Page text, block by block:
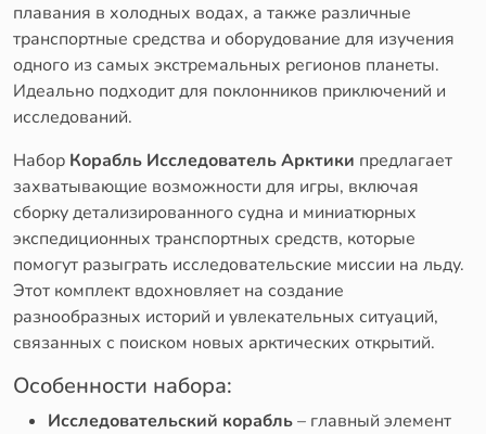
плавания в холодных водах, а также различные
транспортные средства и оборудование для изучения
одного из самых экстремальных регионов планеты.
Идеально подходит для поклонников приключений и
исследований.
Набор Корабль Исследователь Арктики предлагает
захватывающие возможности для игры, включая
сборку детализированного судна и миниатюрных
экспедиционных транспортных средств, которые
помогут разыграть исследовательские миссии на льду.
Этот комплект вдохновляет на создание
разнообразных историй и увлекательных ситуаций,
связанных с поиском новых арктических открытий.
Особенности набора:
Исследовательский корабль– главный элемент